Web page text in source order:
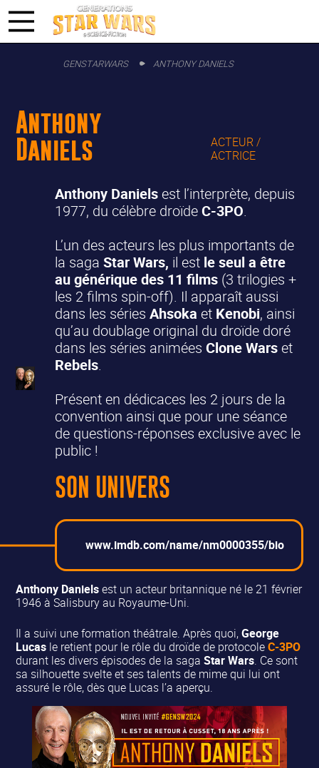
GENSTARWARS ANTHONY DANIELS
Anthony
Daniels
ACTEUR /
ACTRICE
Anthony Danielsest l’interprète, depuis
1977, du célèbre droïdeC-3PO.
L’un des acteurs les plus importants de
la saga Star Wars, il est le seul a être
au générique des 11 films(3 trilogies +
les 2 films spin-off). Il apparaît aussi
dans les séries Ahsoka et Kenobi, ainsi
qu’au doublage original du droïde doré
dans les séries animées Clone Warset
Rebels.
Présent en dédicaces les 2 jours de la
convention ainsi que pour une séance
de questions-réponses exclusive avec le
public !
SON UNIVERS
www.imdb.com/name/nm0000355/bio
Anthony Danielsest un acteur britannique né le 21 février
1946 à Salisbury au Royaume-Uni.
Il a suivi une formation théâtrale. Après quoi,George
Lucas le retient pour le rôle du droïde de protocoleC-3PO
durant les divers épisodes de la sagaStar Wars. Ce sont
sa silhouette svelte et ses talents de mime qui lui ont
assuré le rôle, dès que Lucas l’a aperçu.